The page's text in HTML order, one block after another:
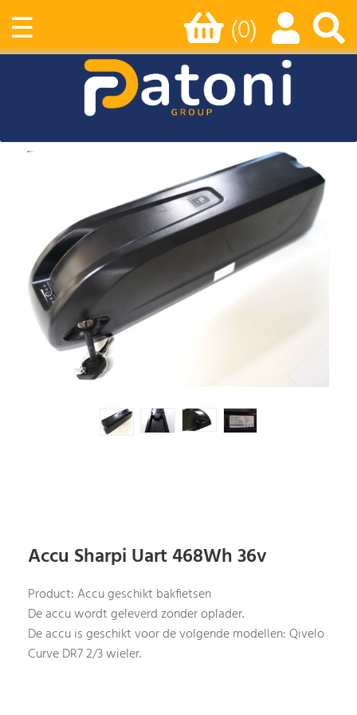
☰ (0)
Accu Sharpi Uart 468Wh 36v
Product: Accu geschikt bakfietsen
De accu wordt geleverd zonder oplader.
De accu is geschikt voor de volgende modellen: Qivelo
Curve DR7 2/3 wieler.